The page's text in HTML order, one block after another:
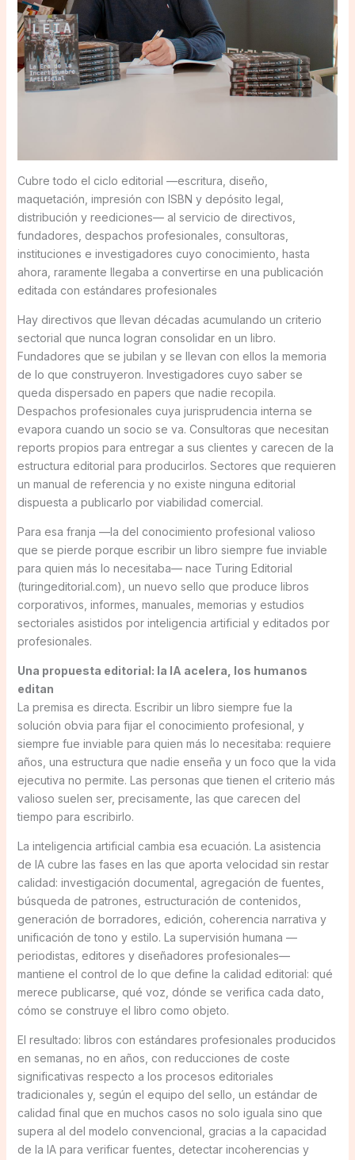
Cubre todo el ciclo editorial —escritura, diseño,
maquetación, impresión con ISBN y depósito legal,
distribución y reediciones— al servicio de directivos,
fundadores, despachos profesionales, consultoras,
instituciones e investigadores cuyo conocimiento, hasta
ahora, raramente llegaba a convertirse en una publicación
editada con estándares profesionales
Hay directivos que llevan décadas acumulando un criterio
sectorial que nunca logran consolidar en un libro.
Fundadores que se jubilan y se llevan con ellos la memoria
de lo que construyeron. Investigadores cuyo saber se
queda dispersado en papers que nadie recopila.
Despachos profesionales cuya jurisprudencia interna se
evapora cuando un socio se va. Consultoras que necesitan
reports propios para entregar a sus clientes y carecen de la
estructura editorial para producirlos. Sectores que requieren
un manual de referencia y no existe ninguna editorial
dispuesta a publicarlo por viabilidad comercial.
Para esa franja —la del conocimiento profesional valioso
que se pierde porque escribir un libro siempre fue inviable
para quien más lo necesitaba— nace Turing Editorial
(turingeditorial.com), un nuevo sello que produce libros
corporativos, informes, manuales, memorias y estudios
sectoriales asistidos por inteligencia artificial y editados por
profesionales.
Una propuesta editorial: la IA acelera, los humanos
editan
La premisa es directa. Escribir un libro siempre fue la
solución obvia para fijar el conocimiento profesional, y
siempre fue inviable para quien más lo necesitaba: requiere
años, una estructura que nadie enseña y un foco que la vida
ejecutiva no permite. Las personas que tienen el criterio más
valioso suelen ser, precisamente, las que carecen del
tiempo para escribirlo.
La inteligencia artificial cambia esa ecuación. La asistencia
de IA cubre las fases en las que aporta velocidad sin restar
calidad: investigación documental, agregación de fuentes,
búsqueda de patrones, estructuración de contenidos,
generación de borradores, edición, coherencia narrativa y
unificación de tono y estilo. La supervisión humana —
periodistas, editores y diseñadores profesionales—
mantiene el control de lo que define la calidad editorial: qué
merece publicarse, qué voz, dónde se verifica cada dato,
cómo se construye el libro como objeto.
El resultado: libros con estándares profesionales producidos
en semanas, no en años, con reducciones de coste
significativas respecto a los procesos editoriales
tradicionales y, según el equipo del sello, un estándar de
calidad final que en muchos casos no solo iguala sino que
supera al del modelo convencional, gracias a la capacidad
de la IA para verificar fuentes, detectar incoherencias y